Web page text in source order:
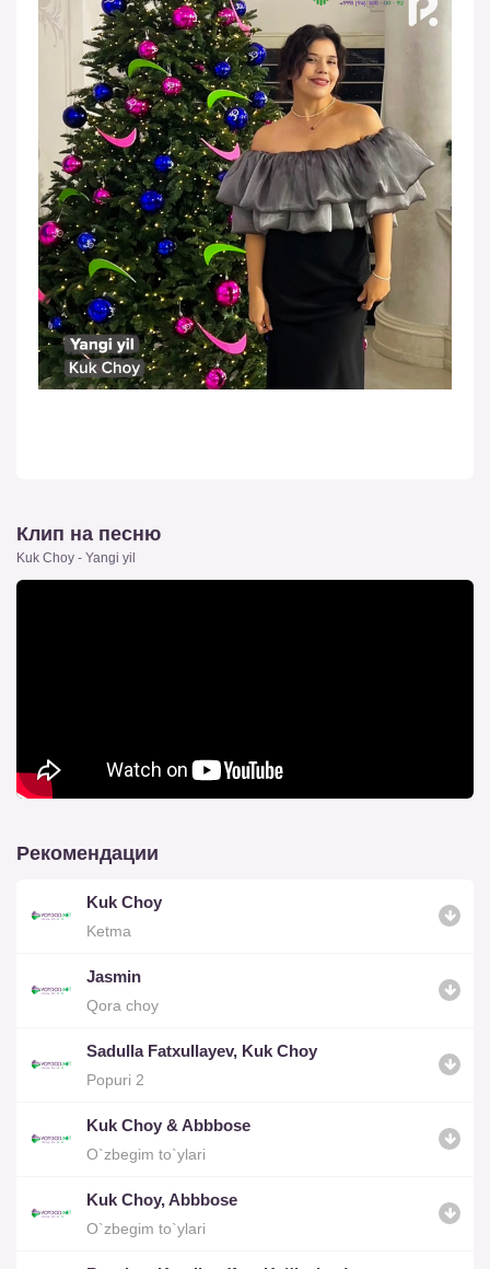
Клип на песню
Kuk Choy - Yangi yil
Рекомендации
Kuk Choy
Ketma
Jasmin
Qora choy
Sadulla Fatxullayev, Kuk Choy
Popuri 2
Kuk Choy & Abbbose
O`zbegim to`ylari
Kuk Choy, Abbbose
O`zbegim to`ylari